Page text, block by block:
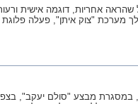
אחריות, דוגמה אישית
במנחם-אב התשע"ד (1 באוגוסט 2014), במהלך מערכת "צוק
סיפור המעשה: בתאריך ט' בניסן תשס"ח, 14 באפריל 2008, במסגרת